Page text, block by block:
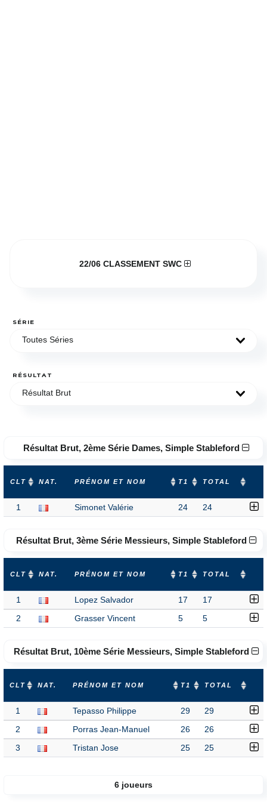
22/06 CLASSEMENT SWC
SÉRIE
Toutes Séries
RÉSULTAT
Résultat Brut
Résultat Brut, 2ème Série Dames, Simple Stableford
CLT NAT. PRÉNOM ET NOM T1 TOTAL
1 Simonet Valérie 24 24
Résultat Brut, 3ème Série Messieurs, Simple Stableford
CLT NAT. PRÉNOM ET NOM T1 TOTAL
1 Lopez Salvador 17 17
2 Grasser Vincent 5 5
Résultat Brut, 10ème Série Messieurs, Simple Stableford
CLT NAT. PRÉNOM ET NOM T1 TOTAL
1 Tepasso Philippe 29 29
2 Porras Jean-Manuel 26 26
3 Tristan Jose 25 25
6 joueurs